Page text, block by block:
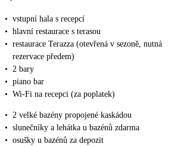
• vstupní hala s recepcí
• hlavní restaurace s terasou
• restaurace Terazza (otevřená v sezoně, nutná
rezervace předem)
•
2 bary
• piano bar
• Wi-Fi na recepci (za poplatek)
•
2 velké bazény propojené kaskádou
• slunečníky a lehátka u bazénů zdarma
• osušky u bazénů za depozit